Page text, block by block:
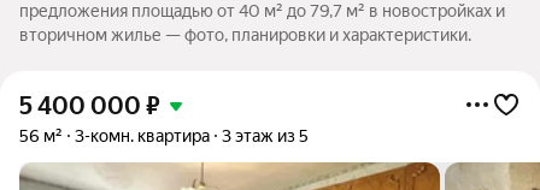
предложения площадью от 40 м² до 79,7 м² в новостройках и
вторичном жилье — фото, планировки и характеристики.
5 400 000 ₽
56 м² 3-комн. квартира 3 этаж из 5